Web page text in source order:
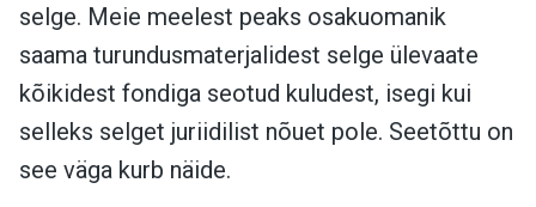
selge. Meie meelest peaks osakuomanik
saama turundusmaterjalidest selge ülevaate
kõikidest fondiga seotud kuludest, isegi kui
selleks selget juriidilist nõuet pole. Seetõttu on
see väga kurb näide.